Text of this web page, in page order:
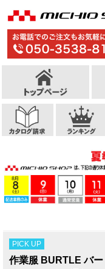
PICK UP
作業服 BURTLE バ